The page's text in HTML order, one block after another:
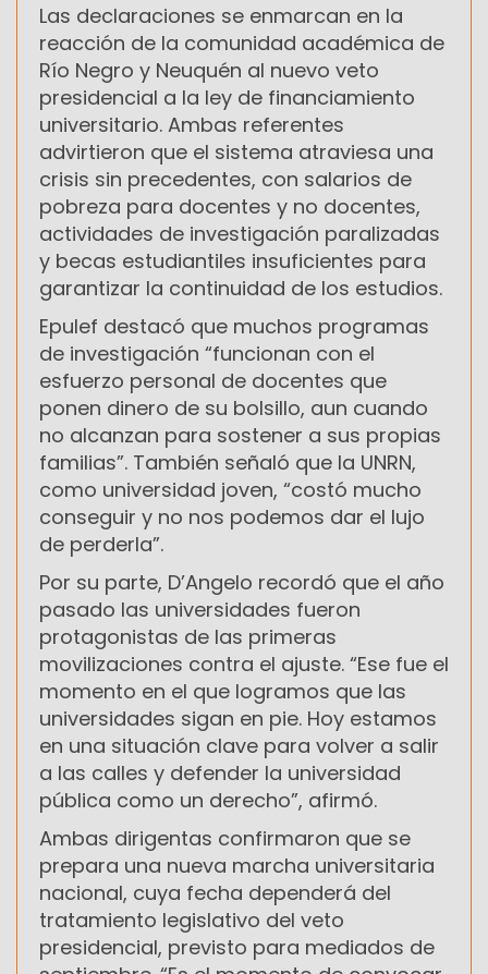
Las declaraciones se enmarcan en la
reacción de la comunidad académica de
Río Negro y Neuquén al nuevo veto
presidencial a la ley de financiamiento
universitario. Ambas referentes
advirtieron que el sistema atraviesa una
crisis sin precedentes, con salarios de
pobreza para docentes y no docentes,
actividades de investigación paralizadas
y becas estudiantiles insuficientes para
garantizar la continuidad de los estudios.
Epulef destacó que muchos programas
de investigación “funcionan con el
esfuerzo personal de docentes que
ponen dinero de su bolsillo, aun cuando
no alcanzan para sostener a sus propias
familias”. También señaló que la UNRN,
como universidad joven, “costó mucho
conseguir y no nos podemos dar el lujo
de perderla”.
Por su parte, D’Angelo recordó que el año
pasado las universidades fueron
protagonistas de las primeras
movilizaciones contra el ajuste. “Ese fue el
momento en el que logramos que las
universidades sigan en pie. Hoy estamos
en una situación clave para volver a salir
a las calles y defender la universidad
pública como un derecho”, afirmó.
Ambas dirigentas confirmaron que se
prepara una nueva marcha universitaria
nacional, cuya fecha dependerá del
tratamiento legislativo del veto
presidencial, previsto para mediados de